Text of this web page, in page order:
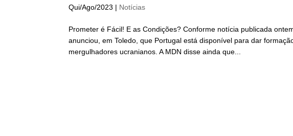
Qui/Ago/2023 | Notícias
Prometer é Fácil! E as Condições? Conforme notícia publicada
anunciou, em Toledo, que Portugal está disponível para dar
mergulhadores ucranianos. A MDN disse ainda que...